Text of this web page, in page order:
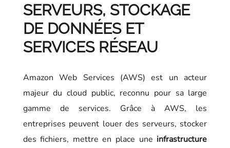
SERVEURS, STOCKAGE
DE DONNÉES ET
SERVICES RÉSEAU
Amazon Web Services (AWS) est un acteur
majeur du cloud public, reconnu pour sa large
gamme de services. Grâce à AWS, les
entreprises peuvent louer des serveurs, stocker
des fichiers, mettre en place une infrastructure